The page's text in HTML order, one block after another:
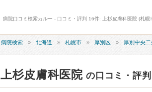
病院口コミ検索カルー - 口コミ・評判 16件: 上杉皮膚科医院 (札幌
病院検索 北海道 札幌市 厚別区 厚別中央二
上杉皮膚科医院 の口コミ・評判